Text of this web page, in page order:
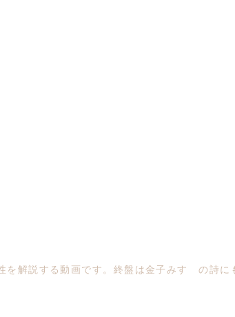
解説する動画です。終盤は金子みすゞの詩に